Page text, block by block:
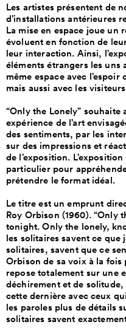
Les artistes présentent de
d’installations antérieures
La mise en espace joue
évoluent en fonction de
leur interaction. Ainsi,
éléments étrangers les uns
même espace avec
mais aussi avec les
“Only the Lonely”
expérience de l’art
des sentiments, par les
sur des impressions et
de l’exposition.
particulier pour
prétendre le format idéal.
Le titre est un emprunt
Roy Orbison (1960). “Only
tonight. Only the lonely,
les solitaires savent ce que
solitaires, savent que ce
Orbison de sa voix à la
repose totalement sur une
déchirement et de
cette dernière avec ceux
les paroles plus de détails
solitaires savent